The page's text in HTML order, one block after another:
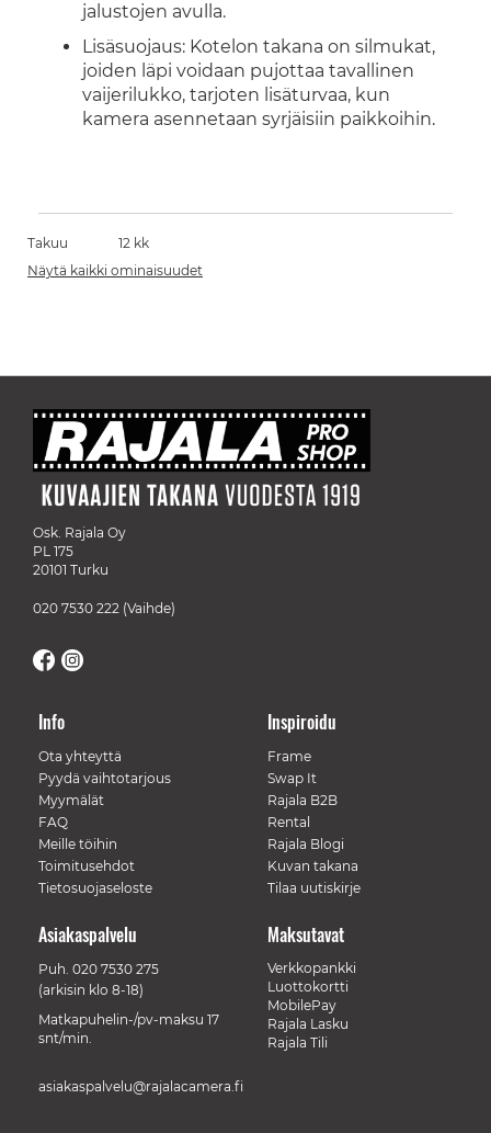
jalustojen avulla.
Lisäsuojaus: Kotelon takana on silmukat,
joiden läpi voidaan pujottaa tavallinen
vaijerilukko, tarjoten lisäturvaa, kun
kamera asennetaan syrjäisiin paikkoihin.
Takuu
12 kk
Näytä kaikki ominaisuudet
Osk. Rajala Oy
PL 175
20101 Turku
020 7530 222 (Vaihde)
Info
Ota yhteyttä
Pyydä vaihtotarjous
Myymälät
FAQ
Meille töihin
Toimitusehdot
Tietosuojaseloste
Inspiroidu
Frame
Swap It
Rajala B2B
Rental
Rajala Blogi
Kuvan takana
Tilaa uutiskirje
Maksutavat
Verkkopankki
Luottokortti
MobilePay
Rajala Lasku
Rajala Tili
Asiakaspalvelu
Puh. 020 7530 275
(arkisin klo 8-18)
Matkapuhelin-/pv-maksu 17
snt/min.
asiakaspalvelu@rajalacamera.fi